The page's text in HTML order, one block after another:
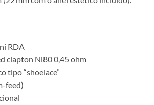
RDA
clapton Ni80 0,45 ohm
tipo “shoelace”
feed)